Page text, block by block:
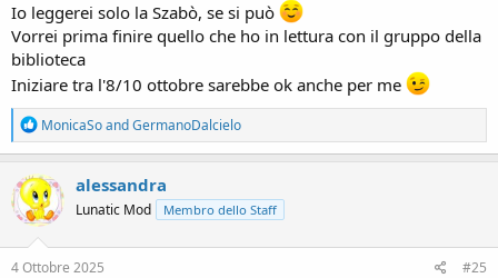
Io leggerei solo la Szabò, se si può
Vorrei prima finire quello che ho in lettura con il gruppo della
biblioteca
Iniziare tra l'8/10 ottobre sarebbe ok anche per me
R
e
a
c
t
i
o
n
s
MonicaSoandGermanoDalcielo
alessandra
Lunatic Mod Membro dello Staff
4 Ottobre 2025 #25